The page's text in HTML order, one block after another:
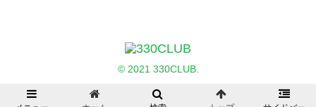
© 2021 330CLUB.